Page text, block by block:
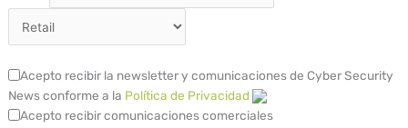
Acepto recibir la newsletter y comunicaciones de Cyber Security
News conforme a la Política de Privacidad
Acepto recibir comunicaciones comerciales